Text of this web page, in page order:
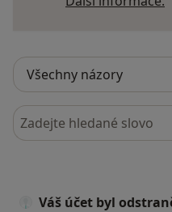
Hledejte v názorech
Váš účet byl